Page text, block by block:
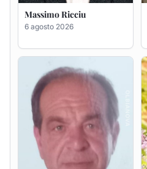
Massimo Ricciu
6 agosto 2026